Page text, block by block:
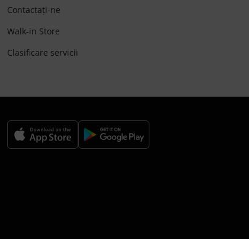
Contactaţi-ne
Walk-in Store
Clasificare servicii